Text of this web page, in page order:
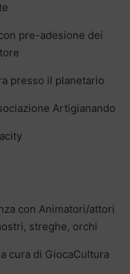
pre-adesione dei
presso il planetario
Artigianando
con Animatori/attori
streghe, orchi
cura di GiocaCultura